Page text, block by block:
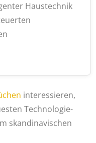
Haustechnik
interessieren,
Technologie-
skandinavischen